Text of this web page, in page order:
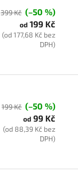
399 Kč (–50 %)
od 199 Kč
(od 177,68 Kč bez
DPH)
199 Kč (–50 %)
od 99 Kč
(od 88,39 Kč bez
DPH)